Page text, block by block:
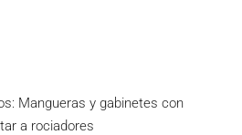
Mangueras y gabinetes con
a rociadores